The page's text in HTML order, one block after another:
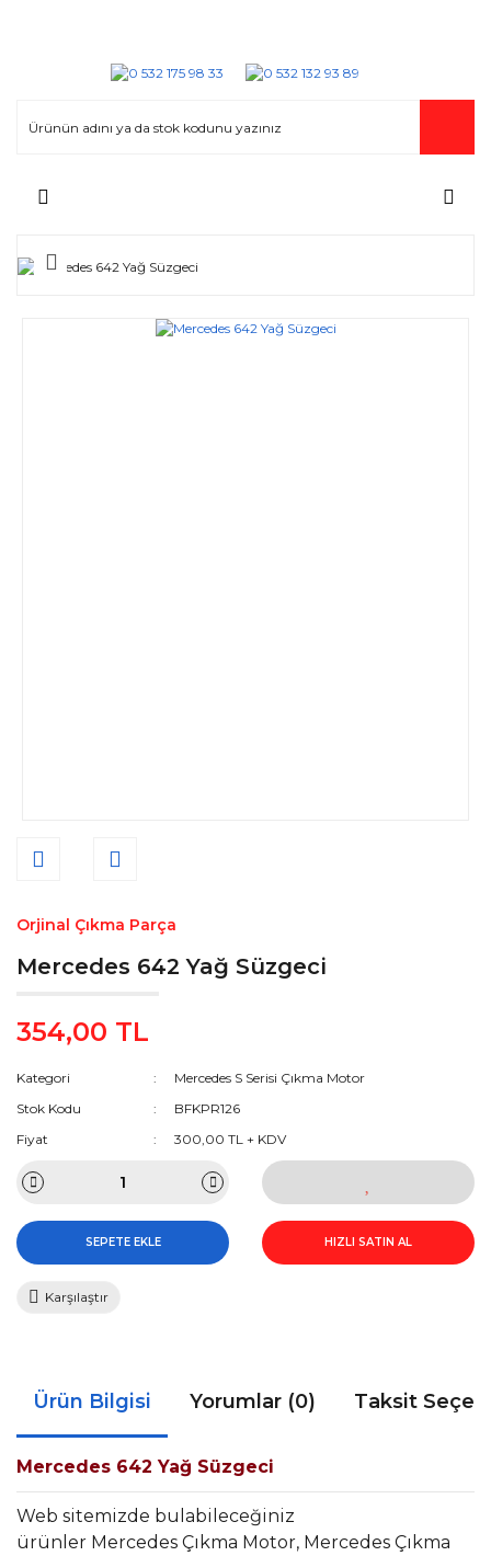
Orjinal Çıkma Parça
Mercedes 642 Yağ Süzgeci
354,00 TL
Kategori
Mercedes S Serisi Çıkma Motor
Stok Kodu
BFKPR126
Fiyat
300,00 TL + KDV
SEPETE EKLE HIZLI SATIN AL
Karşılaştır
Ürün Bilgisi Yorumlar (0) Taksit
Mercedes 642 Yağ Süzgeci
Web sitemizde bulabileceğiniz
ürünler Mercedes Çıkma Motor, Mercedes Çıkma